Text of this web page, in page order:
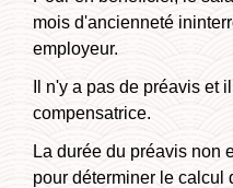
mois d'ancienneté
employeur.
Il n'y a pas de préavis et
compensatrice.
La durée du préavis non
pour déterminer le calcul